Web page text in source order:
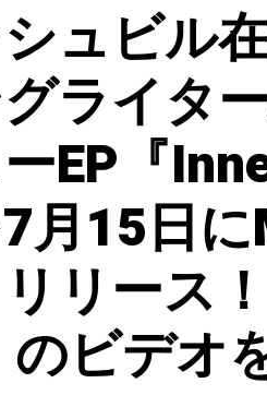
ュビル
ライタ
EP『
月15日
リース
ビデオ